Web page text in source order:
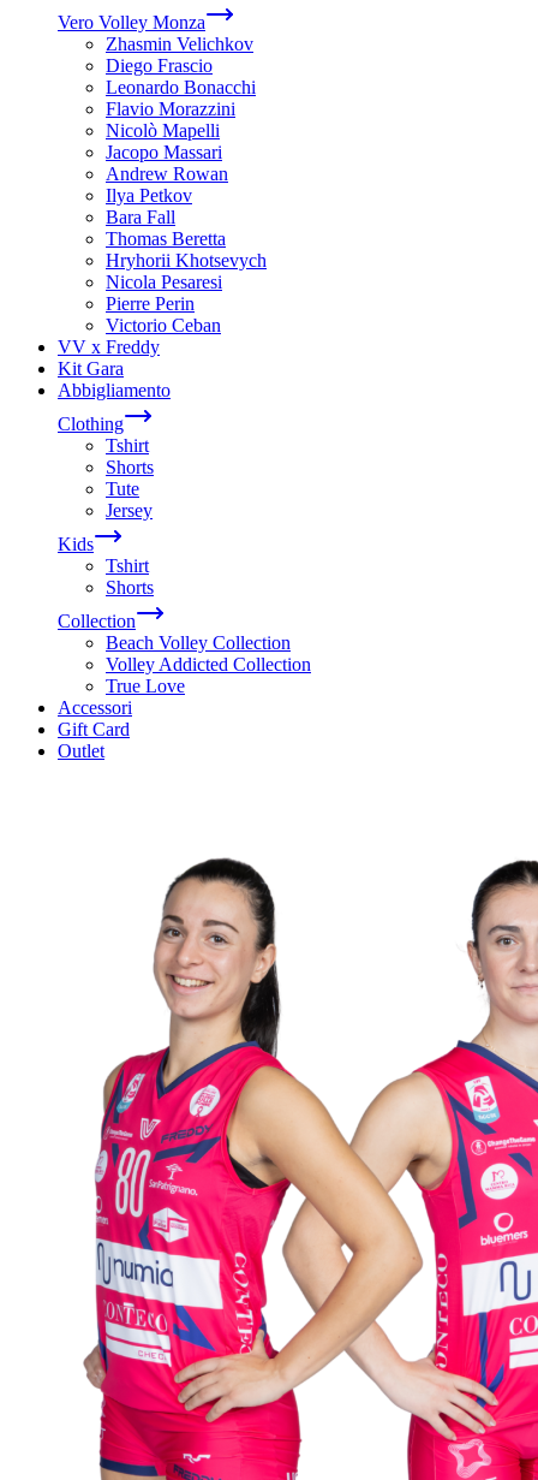
Vero Volley Monza
Zhasmin Velichkov
Diego Frascio
Leonardo Bonacchi
Flavio Morazzini
Nicolò Mapelli
Jacopo Massari
Andrew Rowan
Ilya Petkov
Bara Fall
Thomas Beretta
Hryhorii Khotsevych
Nicola Pesaresi
Pierre Perin
Victorio Ceban
VV x Freddy
Kit Gara
Abbigliamento
Clothing
Tshirt
Shorts
Tute
Jersey
Kids
Tshirt
Shorts
Collection
Beach Volley Collection
Volley Addicted Collection
True Love
Accessori
Gift Card
Outlet